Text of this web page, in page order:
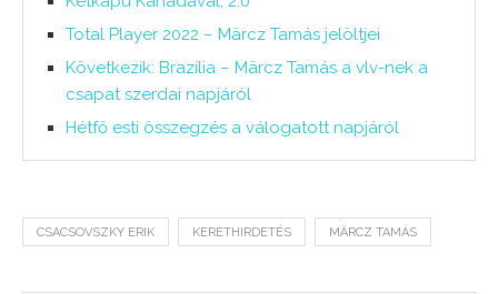
Total Player 2022 – Märcz Tamás jelöltjei
Következik: Brazília – Märcz Tamás a vlv-nek a
csapat szerdai napjáról
Hétfő esti összegzés a válogatott napjáról
CSACSOVSZKY ERIK KERETHIRDETÉS MÄRCZ TAMÁS